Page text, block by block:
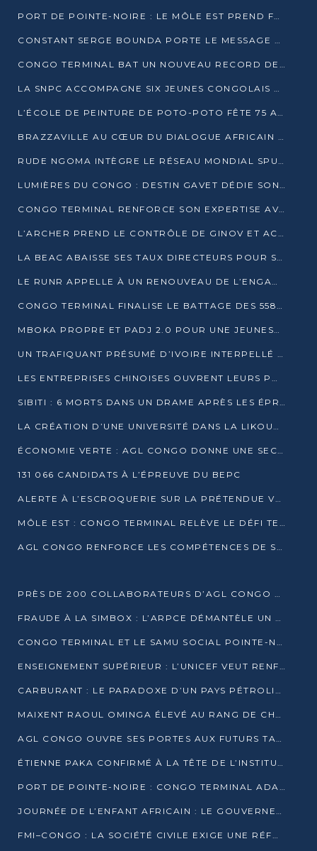
PORT DE POINTE-NOIRE : LE MÔLE EST PREND FORME ET VISE LES GÉANTS DES MERS
CONSTANT SERGE BOUNDA PORTE LE MESSAGE DE COMPASSION DE DENIS SASSOU NGUESSO EN IRAN
CONGO TERMINAL BAT UN NOUVEAU RECORD DE PRODUCTIVITÉ AU PORT DE POINTE-NOIRE
LA SNPC ACCOMPAGNE SIX JEUNES CONGOLAIS AUX OLYMPIADES PANAFRICAINES DE MATHÉMATIQUES
L’ÉCOLE DE PEINTURE DE POTO-POTO FÊTE 75 ANS AU SERVICE DE L’ART CONGOLAIS
BRAZZAVILLE AU CŒUR DU DIALOGUE AFRICAIN SUR LES OBJECTIFS DE DÉVELOPPEMENT DURABLE
RUDE NGOMA INTÈGRE LE RÉSEAU MONDIAL SPUTNIK PRO APRÈS UNE FORMATION À MOSCOU
LUMIÈRES DU CONGO : DESTIN GAVET DÉDIE SON PRIX À L’UNITÉ NATIONALE ET À LA JEUNESSE
CONGO TERMINAL RENFORCE SON EXPERTISE AVEC NEUF NOUVEAUX FORMATEURS EN ENGINS PORTUAIRES
L’ARCHER PREND LE CONTRÔLE DE GINOV ET ACCÉLÈRE SON VIRAGE NUMÉRIQUE
LA BEAC ABAISSE SES TAUX DIRECTEURS POUR SOUTENIR LA CROISSANCE EN ZONE CEMAC
LE RUNR APPELLE À UN RENOUVEAU DE L’ENGAGEMENT MILITANT
CONGO TERMINAL FINALISE LE BATTAGE DES 558 PIEUX DU FUTUR QUAI DU MÔLE EST
MBOKA PROPRE ET PADJ 2.0 POUR UNE JEUNESSE PLUS AUTONOME
UN TRAFIQUANT PRÉSUMÉ D’IVOIRE INTERPELLÉ À DOLISIE
LES ENTREPRISES CHINOISES OUVRENT LEURS PORTES AUX JEUNES DIPLÔMÉS
SIBITI : 6 MORTS DANS UN DRAME APRÈS LES ÉPREUVES DU BEPC
LA CRÉATION D’UNE UNIVERSITÉ DANS LA LIKOUALA AU CŒUR D’UNE RÉFLEXION NATIONALE
ÉCONOMIE VERTE : AGL CONGO DONNE UNE SECONDE VIE À SES DÉCHETS INDUSTRIELS
131 066 CANDIDATS À L’ÉPREUVE DU BEPC
ALERTE À L’ESCROQUERIE SUR LA PRÉTENDUE VENTE DE PARCELLES AFAT
MÔLE EST : CONGO TERMINAL RELÈVE LE DÉFI TECHNIQUE DES SABLES BITUMINEUX
AGL CONGO RENFORCE LES COMPÉTENCES DE SES ÉQUIPES AVEC LA CERTIFICATION CACES® R483
PRÈS DE 200 COLLABORATEURS D’AGL CONGO EN FORMATION JUSQU’EN JUILLET
FRAUDE À LA SIMBOX : L’ARPCE DÉMANTÈLE UN RÉSEAU UTILISANT DES CARTES SIM OUGANDAISES
CONGO TERMINAL ET LE SAMU SOCIAL POINTE-NOIRE RENOUVELLENT LEUR PARTENARIAT EN FAVEUR DES JEUNES VULNÉRABLES
ENSEIGNEMENT SUPÉRIEUR : L’UNICEF VEUT RENFORCER LA RECHERCHE SUR LES QUESTIONS DE L’ENFANCE
CARBURANT : LE PARADOXE D’UN PAYS PÉTROLIER CONFRONTÉ À DES PÉNURIES RÉCURRENTES
MAIXENT RAOUL OMINGA ÉLEVÉ AU RANG DE CHEVALIER DE L’ORDRE DE L’AMITIÉ ENTRE LA RUSSIE ET LE CONGO
AGL CONGO OUVRE SES PORTES AUX FUTURS TALENTS DE LA LOGISTIQUE
ÉTIENNE PAKA CONFIRMÉ À LA TÊTE DE L’INSTITUT GÉOGRAPHIQUE NATIONAL
PORT DE POINTE-NOIRE : CONGO TERMINAL ADAPTE SON DRAGAGE AUX SABLES BITUMINEUX
JOURNÉE DE L’ENFANT AFRICAIN : LE GOUVERNEMENT RÉAFFIRME SON ENGAGEMENT POUR L’ACCÈS À L’EAU ET À L’ASSAINISSEMENT
FMI–CONGO : LA SOCIÉTÉ CIVILE EXIGE UNE RÉFORME DE LA FISCALITÉ PÉTROLIÈRE